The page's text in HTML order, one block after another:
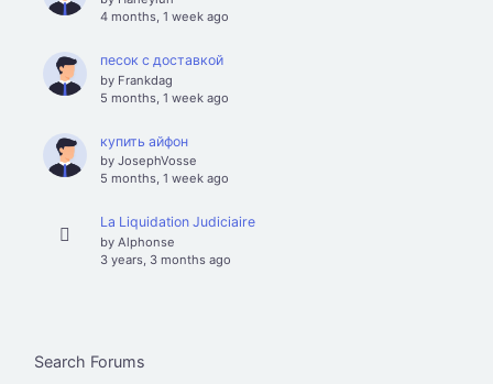
4 months, 1 week ago
песок с доставкой
by Frankdag
5 months, 1 week ago
купить айфон
by JosephVosse
5 months, 1 week ago
La Liquidation Judiciaire
by Alphonse
3 years, 3 months ago
Search Forums